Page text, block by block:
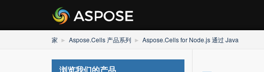
家 Aspose.Cells 产品系列 Aspose.Cells for Node.js 通过 Java